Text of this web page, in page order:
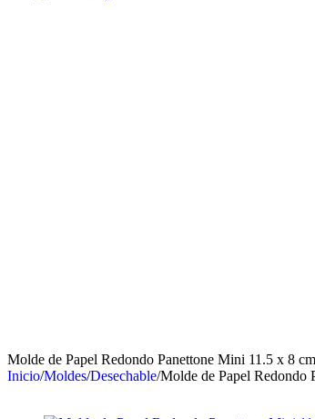
Molde de Papel Redondo Panettone Mini 11.5 x 8
Inicio/Moldes/Desechable/Molde de Papel Redondo